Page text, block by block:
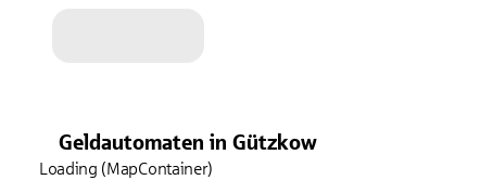
Geldautomaten in Gützkow
Loading (MapContainer)